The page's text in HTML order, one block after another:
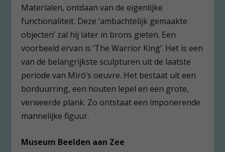
Materialen, ontdaan van de eigenlijke
functionaliteit. Deze ‘ambachtelijk gemaakte
objecten’ zal hij later in brons gieten. Een
voorbeeld ervan is ‘The Warrior King’. Het is een
van de belangrijkste sculpturen uit de laatste
periode van Miró’s oeuvre. Het bestaat uit een
borduurring, een houten lepel en een grote,
verweerde plank. Zo ontstaat een imponerende
mannelijke figuur.
Museum Beelden aan Zee